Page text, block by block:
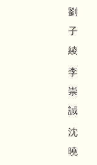
劉
子
綾
李
崇
誠
沈
曉